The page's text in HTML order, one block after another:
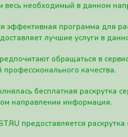
весь необходимый в данном
эффективная программа для
лучшие услуги в
обращаться в
профессионального качества.
бесплатная раскрутка
направлении информация.
предоставляется